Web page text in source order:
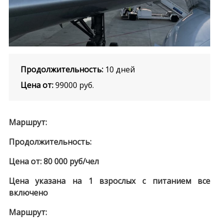
Продолжительность: 10 дней
Цена от: 99000 руб.
Маршрут:
Продолжительность:
Цена от: 80 000 руб/чел
Цена указана на 1 взрослых с питанием все
включено
Маршрут: